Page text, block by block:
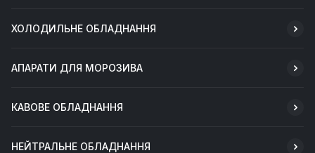
ХОЛОДИЛЬНЕ ОБЛАДНАННЯ
АПАРАТИ ДЛЯ МОРОЗИВА
КАВОВЕ ОБЛАДНАННЯ
НЕЙТРАЛЬНЕ ОБЛАДНАННЯ